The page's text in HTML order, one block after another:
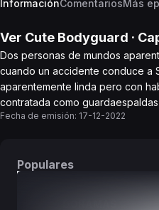
InformaciónComentariosMás
Ver Cute Bodyguard ·
Dos personas de mundos
cuando un accidente conduce a
aparentemente linda pero con
contratada como
Fecha de emisión: 17-12-2022
Populares